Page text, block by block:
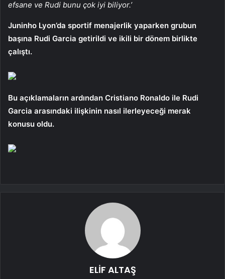
efsane ve Rudi bunu çok iyi biliyor.’
Juninho Lyon’da sportif menajerlik yaparken grubun
başına Rudi Garcia getirildi ve ikili bir dönem birlikte
çalıştı.
Bu açıklamaların ardından Cristiano Ronaldo ile Rudi
Garcia arasındaki ilişkinin nasıl ilerleyeceği merak
konusu oldu.
ELİF ALTAŞ